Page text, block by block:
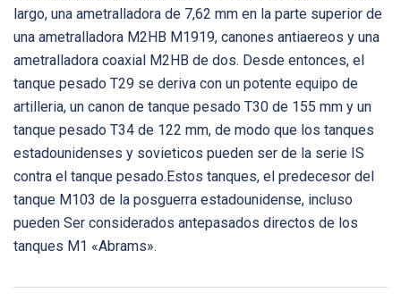
largo, una ametralladora de 7,62 mm en la parte superior de
una ametralladora M2HB M1919, canones antiaereos y una
ametralladora coaxial M2HB de dos. Desde entonces, el
tanque pesado T29 se deriva con un potente equipo de
artilleria, un canon de tanque pesado T30 de 155 mm y un
tanque pesado T34 de 122 mm, de modo que los tanques
estadounidenses y sovieticos pueden ser de la serie IS
contra el tanque pesado.Estos tanques, el predecesor del
tanque M103 de la posguerra estadounidense, incluso
pueden Ser considerados antepasados directos de los
tanques M1 «Abrams».